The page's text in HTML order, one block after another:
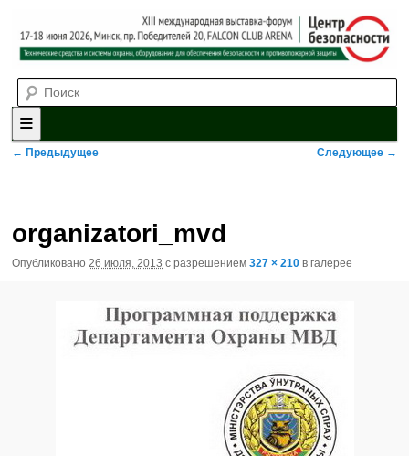
XII международная выставка-
форум «Центр безопасности»
систем охраны, оборудования для обеспечения безопасности и
противопожарной защиты. 4-5 июня 2025, Минск, пр. Победителей,
20
Главное меню
Перейти к основному содержимому
Перейти к дополнительному содержимому
Навигация по изображениям
← Предыдущее Следующее →
organizatori_mvd
Опубликовано 26 июля, 2013 с разрешением 327 × 210 в галерее